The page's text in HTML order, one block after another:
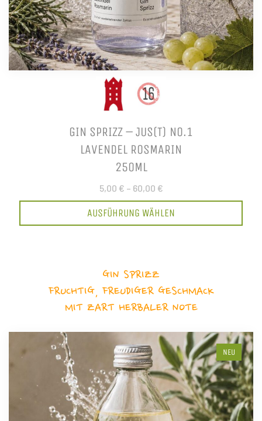
GIN SPRIZZ – JUS(T) NO.1
LAVENDEL ROSMARIN
250ML
5,00 € – 60,00 €
AUSFÜHRUNG WÄHLEN
GIN SPRIZZ
FRUCHTIG, FREUDIGER GESCHMACK
MIT ZART HERBALER NOTE
NEU